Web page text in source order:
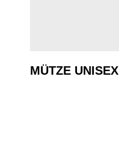
MÜTZE UNISEX